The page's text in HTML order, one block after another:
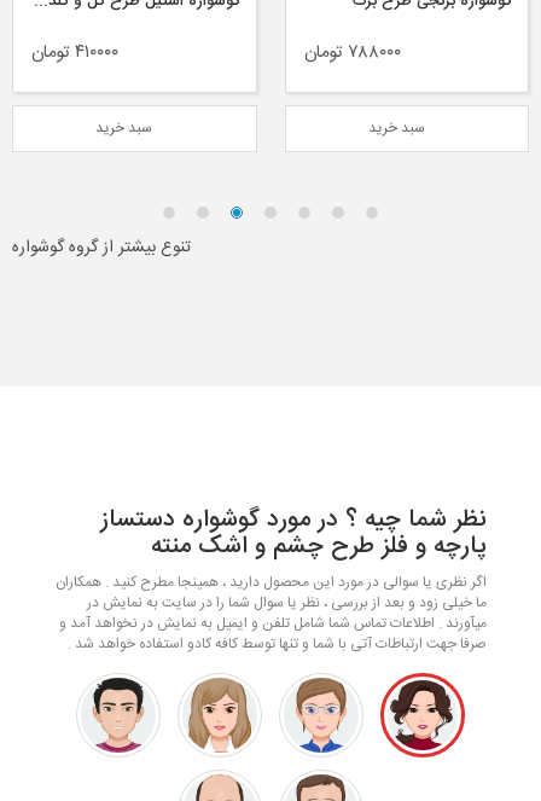
۷۸۸۰۰۰ تومان
سبد خرید
۴۱۰۰۰۰ تومان
سبد خرید
تنوع بیشتر از گروه گوشواره
نظر شما چیه ؟ در مورد گوشواره دستساز
پارچه و فلز طرح چشم و اشک منته
اگر نظری یا سوالی در مورد این محصول دارید ، همینجا مطرح کنید . همکاران
ما خیلی زود و بعد از بررسی ، نظر یا سوال شما را در سایت به نمایش در
میآورند . اطلاعات تماس شما شامل تلفن و ایمیل به نمایش در نخواهد آمد و
صرفا جهت ارتباطات آتی با شما و تنها توسط کافه کادو استفاده خواهد شد .